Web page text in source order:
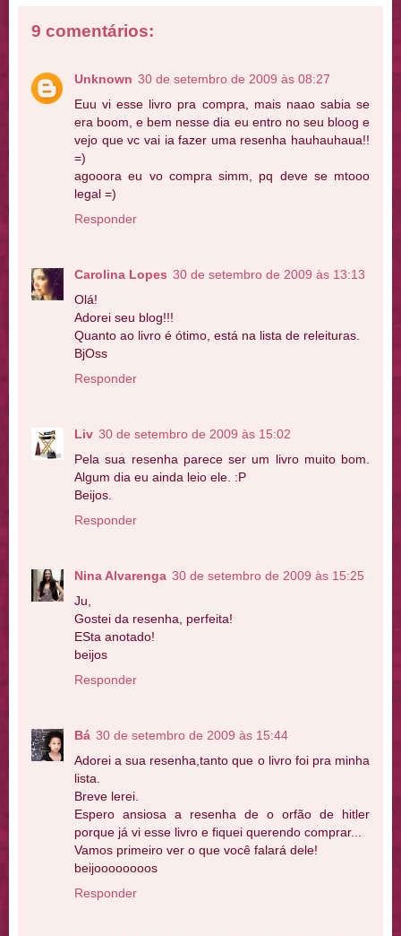
9 comentários:
Unknown 30 de setembro de 2009 às 08:27
Euu vi esse livro pra compra, mais naao sabia se
era boom, e bem nesse dia eu entro no seu bloog e
vejo que vc vai ia fazer uma resenha hauhauhaua!!
=)
agooora eu vo compra simm, pq deve se mtooo
legal =)
Responder
Carolina Lopes 30 de setembro de 2009 às 13:13
Olá!
Adorei seu blog!!!
Quanto ao livro é ótimo, está na lista de releituras.
BjOss
Responder
Liv 30 de setembro de 2009 às 15:02
Pela sua resenha parece ser um livro muito bom.
Algum dia eu ainda leio ele. :P
Beijos.
Responder
Nina Alvarenga 30 de setembro de 2009 às 15:25
Ju,
Gostei da resenha, perfeita!
ESta anotado!
beijos
Responder
Bá 30 de setembro de 2009 às 15:44
Adorei a sua resenha,tanto que o livro foi pra minha
lista.
Breve lerei.
Espero ansiosa a resenha de o orfão de hitler
porque já vi esse livro e fiquei querendo comprar...
Vamos primeiro ver o que você falará dele!
beijoooooooos
Responder